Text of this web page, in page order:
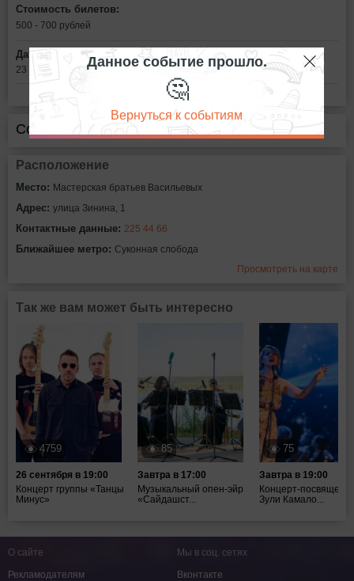
Стоимость билетов:
500 - 700 рублей
Дата:
23 марта в 19:00
Сообщить об ошибке
Расположение
Место: Мастерская братьев Васильевых
Адрес: улица Зинина, 1
Контактные данные: 225 44 66
Ближайшее метро: Суконная слобода
Просмотреть на карте
Так же вам может быть интересно
4759
26 сентября в 19:00
Концерт группы «Танцы
Минус»
85
Завтра в 17:00
Музыкальный опен-эйр
«Сайдашст...
75
Завтра в 19:00
Концерт-
Зули Камало...
Данное событие прошло.
🤔
Вернуться к событиям
О сайте
Рекламодателям
Мы в соц. сетях
Вконтакте